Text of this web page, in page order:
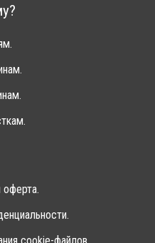
оферта.